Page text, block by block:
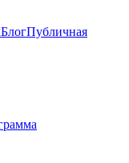
БлогПубличная